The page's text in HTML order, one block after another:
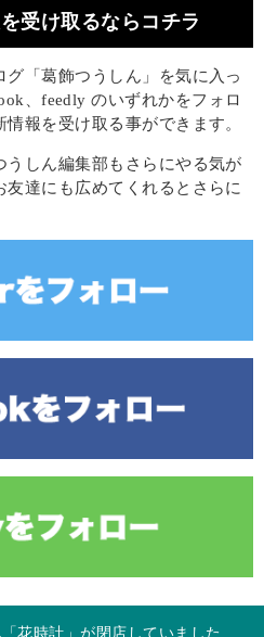
受け取るならコチラ
「葛飾つうしん」を気に入っ
、feedly のいずれかをフォロ
報を受け取る事ができます。
うしん編集部もさらにやる気が
達にも広めてくれるとさらに
花時計」が閉店していました